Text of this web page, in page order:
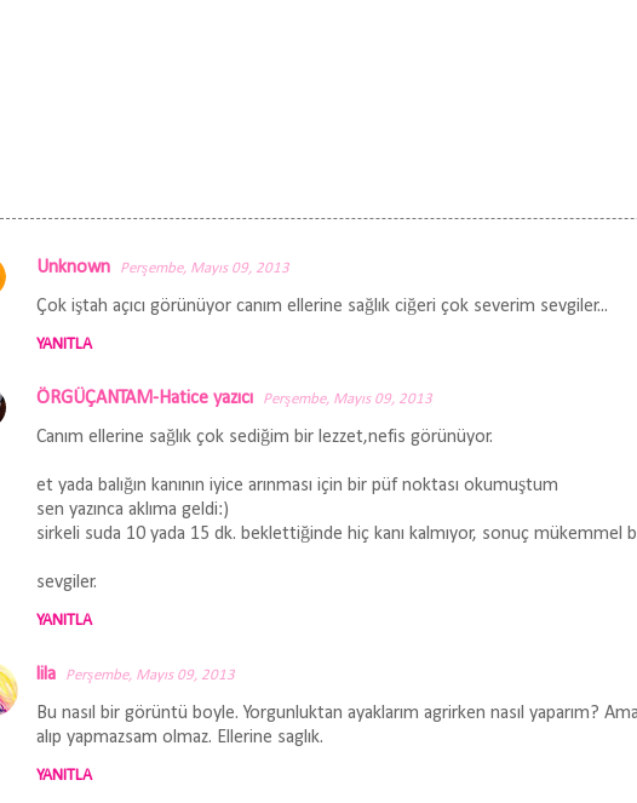
Unknown Perşembe, Mayıs 09, 2013
Çok iştah açıcı görünüyor canım ellerine sağlık ciğeri çok severim sevgiler...
YANITLA
ÖRGÜÇANTAM-Hatice yazıcı Perşembe, Mayıs 09, 2013
Canım ellerine sağlık çok sediğim bir lezzet,nefis görünüyor.
et yada balığın kanının iyice arınması için bir püf noktası okumuştum
sen yazınca aklıma geldi:)
sirkeli suda 10 yada 15 dk. beklettiğinde hiç kanı kalmıyor, sonuç mükemmel
sevgiler.
YANITLA
lila Perşembe, Mayıs 09, 2013
Bu nasıl bir görüntü boyle. Yorgunluktan ayaklarım agrirken nasıl yaparım?
alıp yapmazsam olmaz. Ellerine saglık.
YANITLA